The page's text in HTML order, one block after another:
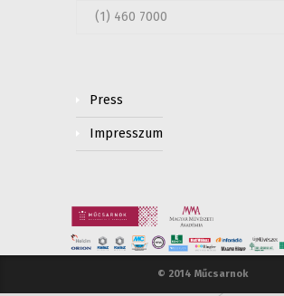
(1) 460 7000
Press
Impresszum
© 2014 Műcsarnok